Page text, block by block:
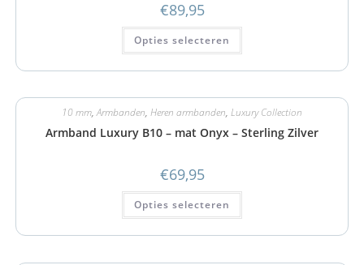
€89,95
Opties selecteren
10 mm,Armbanden, Heren armbanden, Luxury Collection
Armband Luxury B10 – mat Onyx – Sterling Zilver
€69,95
Opties selecteren